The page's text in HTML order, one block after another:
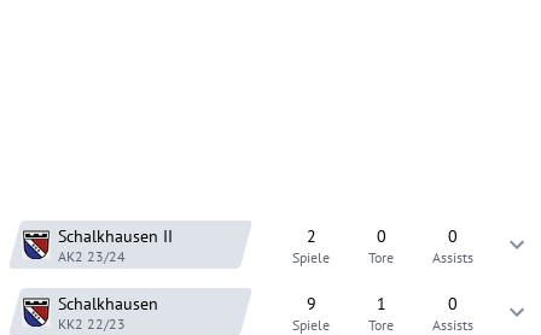
Schalkhausen II
AK2 23/24
2
Spiele
0
Tore
0
Assists
Schalkhausen
KK2 22/23
9
Spiele
1
Tore
0
Assists